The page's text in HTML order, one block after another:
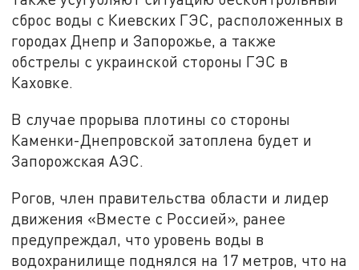
сброс воды с Киевских ГЭС, расположенных в
городах Днепр и Запорожье, а также
обстрелы с украинской стороны ГЭС в
Каховке.
В случае прорыва плотины со стороны
Каменки-Днепровской затоплена будет и
Запорожская АЭС.
Рогов, член правительства области и лидер
движения «Вместе с Россией», ранее
предупреждал, что уровень воды в
водохранилище поднялся на 17 метров, что на